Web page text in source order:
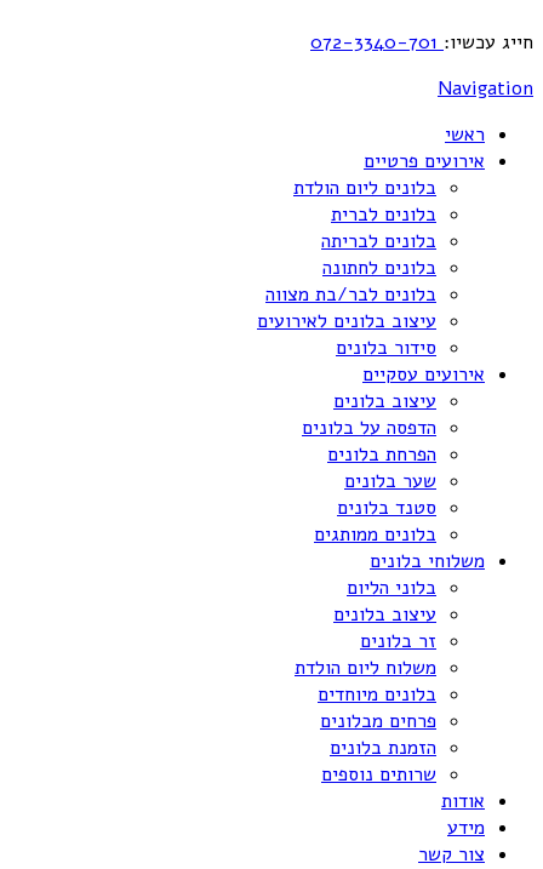
חייג עכשיו:
Navigation
ראשי
אירועים פרטיים
בלונים ליום הולדת
בלונים לברית
בלונים לבריתה
בלונים לחתונה
בלונים לבר/בת מצווה
עיצוב בלונים לאירועים
סידור בלונים
אירועים עסקיים
עיצוב בלונים
הדפסה על בלונים
הפרחת בלונים
שער בלונים
סטנד בלונים
בלונים ממותגים
משלוחי בלונים
בלוני הליום
עיצוב בלונים
זר בלונים
משלוח ליום הולדת
בלונים מיוחדים
פרחים מבלונים
הזמנת בלונים
שרותים נוספים
אודות
מידע
צור קשר